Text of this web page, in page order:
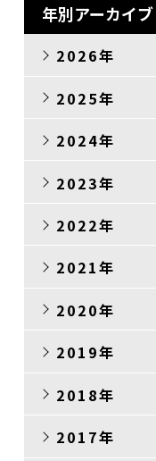
年別アーカイブ
2026年
2025年
2024年
2023年
2022年
2021年
2020年
2019年
2018年
2017年